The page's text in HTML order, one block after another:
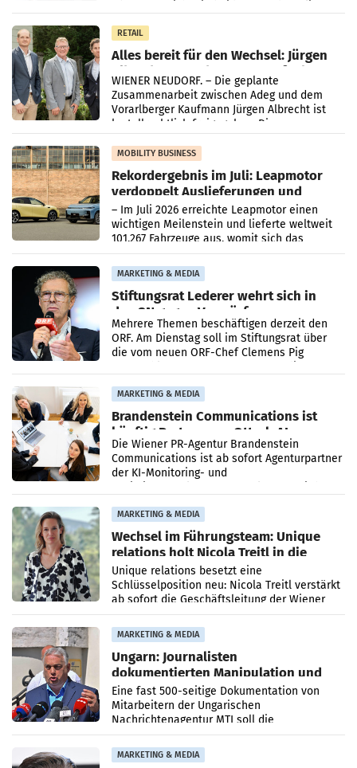
RETAIL
Alles bereit für den Wechsel: Jürgen
Albrecht setzt ab 1.1.2027 auf Adeg
WIENER NEUDORF. – Die geplante
Zusammenarbeit zwischen Adeg und dem
Vorarlberger Kaufmann Jürgen Albrecht ist
kartellrechtlich freigegeben: Die
Bundeswettbewerbsbehörde und der
Bundeskartellanwalt
MOBILITY BUSINESS
Rekordergebnis im Juli: Leapmotor
verdoppelt Auslieferungen und
überschreitet die 100.000er-Marke
– Im Juli 2026 erreichte Leapmotor einen
wichtigen Meilenstein und lieferte weltweit
101.267 Fahrzeuge aus, womit sich das
Ergebnis gegenüber Juli 2025 mehr als
verdoppelte (+102
MARKETING & MEDIA
Stiftungsrat Lederer wehrt sich in
den SN gegen Vorwürfe
Mehrere Themen beschäftigen derzeit den
ORF. Am Dienstag soll im Stiftungsrat über
die vom neuen ORF-Chef Clemens Pig
MARKETING & MEDIA
Brandenstein Communications ist
künftig Partner von OtterlyAI
Die Wiener PR-Agentur Brandenstein
Communications ist ab sofort Agenturpartner
der KI-Monitoring- und
MARKETING & MEDIA
Wechsel im Führungsteam: Unique
relations holt Nicola Treitl in die
Geschäftsleitung
Unique relations besetzt eine
Schlüsselposition neu: Nicola Treitl verstärkt
ab sofort die Geschäftsleitung der Wiener
PR-Agentur an der Seite von Josef Kalina und
Anna Kalina-Mahr.
MARKETING & MEDIA
Ungarn: Journalisten
dokumentierten Manipulation und
Zensur
Eine fast 500-seitige Dokumentation von
Mitarbeitern der Ungarischen
Nachrichtenagentur MTI soll die
systematische Nachrichten-Manipulation und
Zensur bei der Agentur während der Zeit
MARKETING & MEDIA